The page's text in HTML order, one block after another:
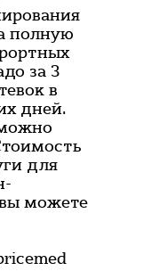
полную
за 3
в
дней.
для
можете